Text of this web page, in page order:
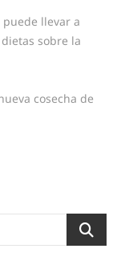
puede llevar a
sobre la
cosecha de
Search